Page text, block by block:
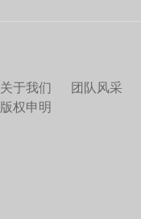
关于我们 团队风采
版权申明